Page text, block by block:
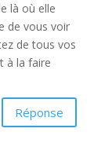
là où elle
de vous voir
de tous vos
à la faire
Réponse